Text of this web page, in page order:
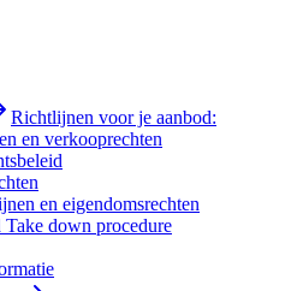
Richtlijnen voor je aanbod:
en verkooprechten
en eigendomsrechten
Take down procedure